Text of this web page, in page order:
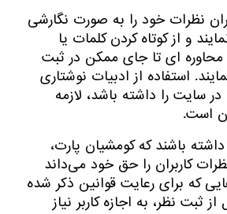
نظرات خود را به صورت نگارشی
و از کوتاه کردن کلمات یا
محاوره ای تا جای ممکن در ثبت
استفاده از ادبیات نوشتاری
سایت را داشته باشد، لازمه
است.
داشته باشند که کومشیان پارت،
کاربران را حق خود می‌داند
که برای رعایت قوانین ذکر شده
ثبت نظر، به اجازه کاربر نیاز